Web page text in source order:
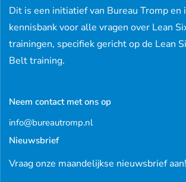
Dit is een initiatief van Bureau Tromp en
kennisbank voor alle vragen over Lean
trainingen, specifiek gericht op de Lean
Belt training.
Neem contact met ons op
info@bureautromp.nl
Nieuwsbrief
Vraag onze maandelijkse nieuwsbrief aan!